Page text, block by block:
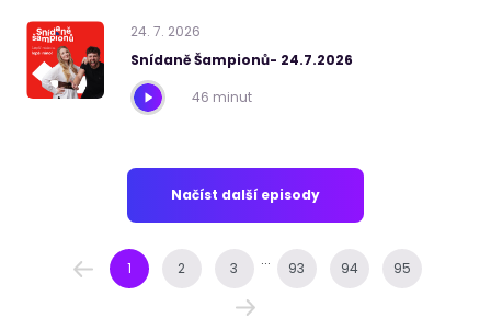
24. 7. 2026
Snídaně Šampionů- 24.7.2026
46 minut
Načíst další episody
1 2 3 ... 93 94 95